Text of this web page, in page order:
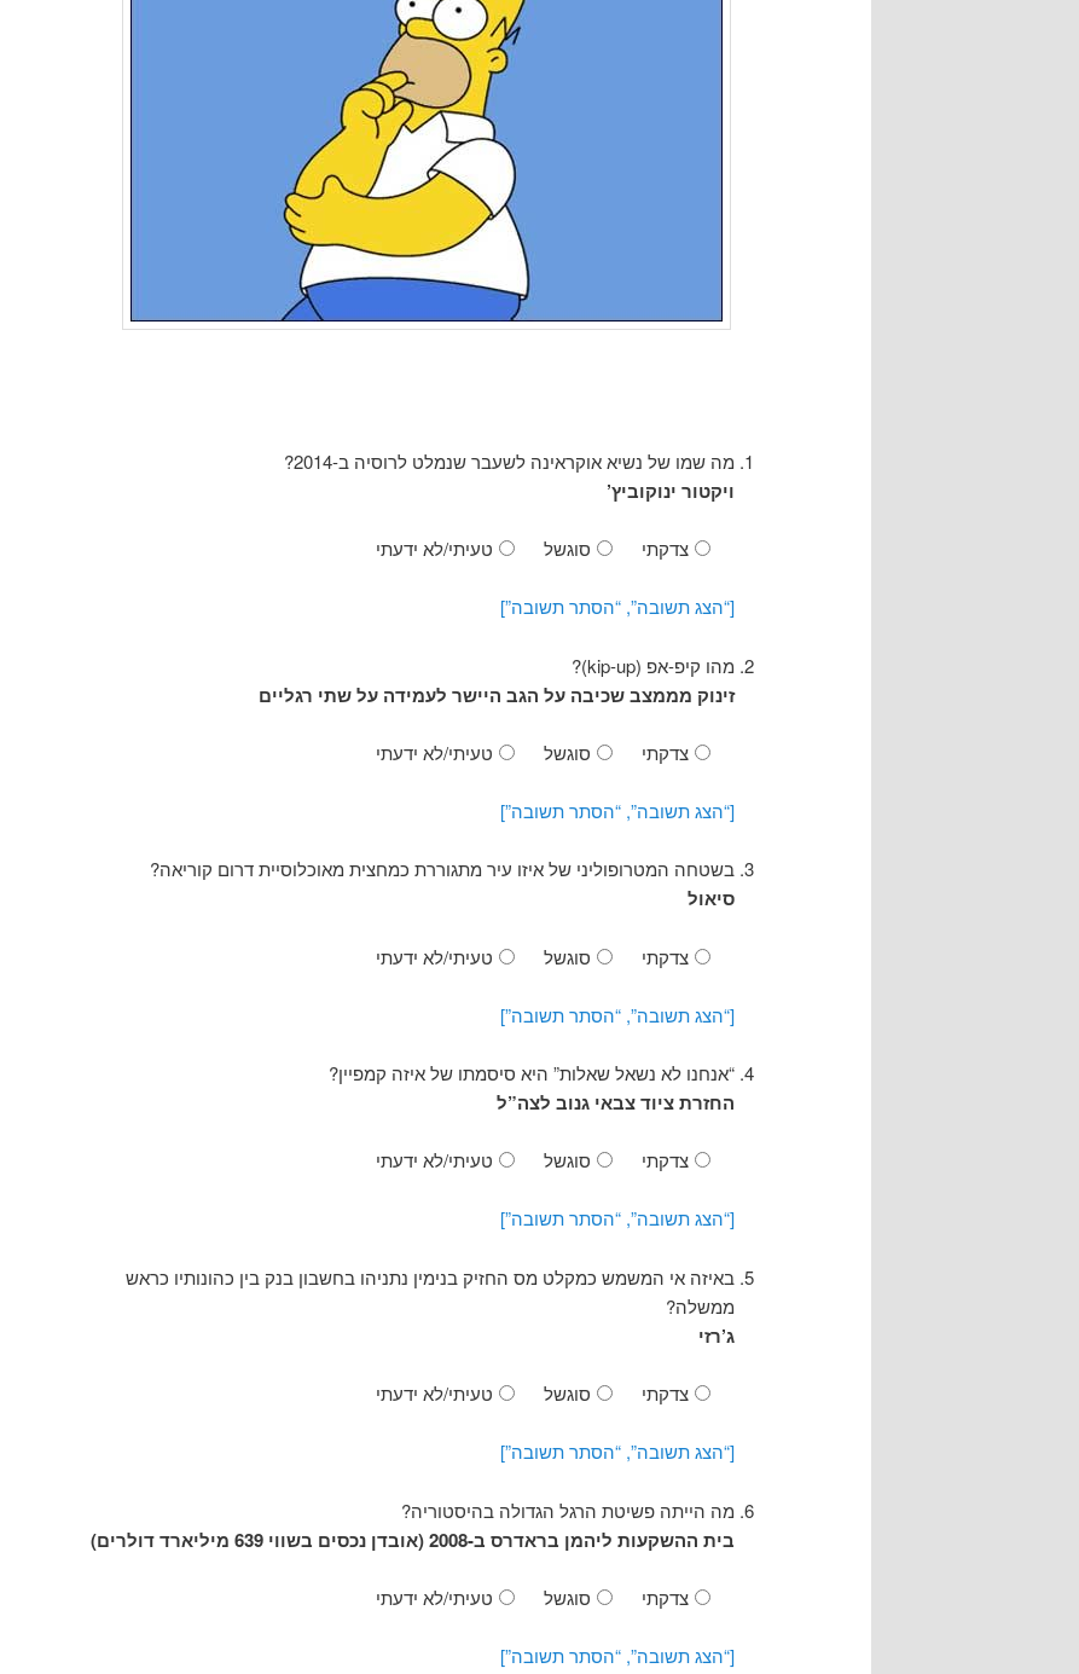
מה שמו של נשיא אוקראינה לשעבר שנמלט לרוסיה ב-2014?
ויקטור ינוקוביץ’
צדקתי סוגשל טעיתי/לא ידעתי
[“הצג תשובה”, “הסתר תשובה”]
מהו קיפ-אפ (kip-up)?
זינוק מממצב שכיבה על הגב היישר לעמידה על שתי רגליים
צדקתי סוגשל טעיתי/לא ידעתי
[“הצג תשובה”, “הסתר תשובה”]
בשטחה המטרופוליני של איזו עיר מתגוררת כמחצית מאוכלוסיית דרום קוריאה?
סיאול
צדקתי סוגשל טעיתי/לא ידעתי
[“הצג תשובה”, “הסתר תשובה”]
“אנחנו לא נשאל שאלות” היא סיסמתו של איזה קמפיין?
החזרת ציוד צבאי גנוב לצה”ל
צדקתי סוגשל טעיתי/לא ידעתי
[“הצג תשובה”, “הסתר תשובה”]
באיזה אי המשמש כמקלט מס החזיק בנימין נתניהו בחשבון בנק בין כהונותיו כראש
ממשלה?
ג’רזי
צדקתי סוגשל טעיתי/לא ידעתי
[“הצג תשובה”, “הסתר תשובה”]
מה הייתה פשיטת הרגל הגדולה בהיסטוריה?
בית ההשקעות ליהמן בראדרס ב-2008 (אובדן נכסים בשווי 639 מיליארד דולרים)
צדקתי סוגשל טעיתי/לא ידעתי
[“הצג תשובה”, “הסתר תשובה”]